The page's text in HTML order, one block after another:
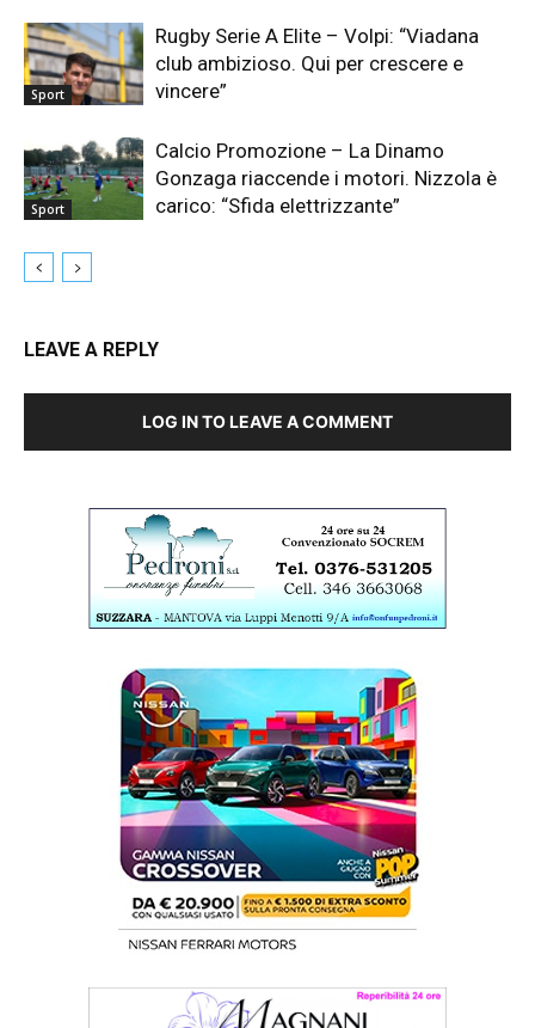
Sport
Rugby Serie A Elite – Volpi: “Viadana
club ambizioso. Qui per crescere e
vincere”
Sport
Calcio Promozione – La Dinamo
Gonzaga riaccende i motori. Nizzola è
carico: “Sfida elettrizzante”
LEAVE A REPLY
LOG IN TO LEAVE A COMMENT